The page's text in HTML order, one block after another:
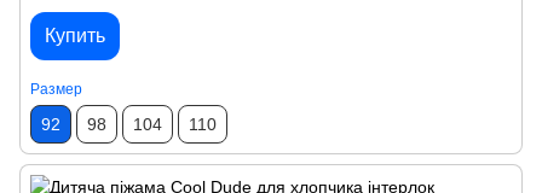
Купить
Размер
92 98 104 110